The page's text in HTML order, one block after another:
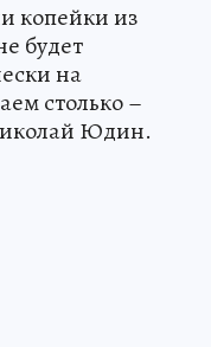
копейки из
будет
на
столько –
Юдин.